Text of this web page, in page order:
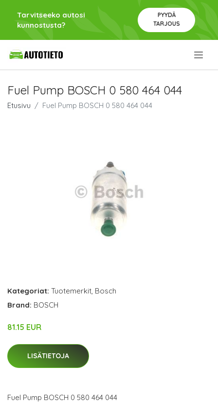
Tarvitseeko autosi
kunnostusta?
PYYDÄ
TARJOUS
Fuel Pump BOSCH 0 580 464 044
Etusivu Fuel Pump BOSCH 0 580 464 044
Kategoriat: Tuotemerkit, Bosch
Brand: BOSCH
81.15 EUR
LISÄTIETOJA
Fuel Pump BOSCH 0 580 464 044